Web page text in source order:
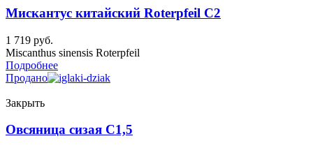
Мискантус китайский Roterpfeil C2
1 719 руб.
Miscanthus sinensis Roterpfeil
Подробнее
Продано
Закрыть
Овсяница сизая C1,5